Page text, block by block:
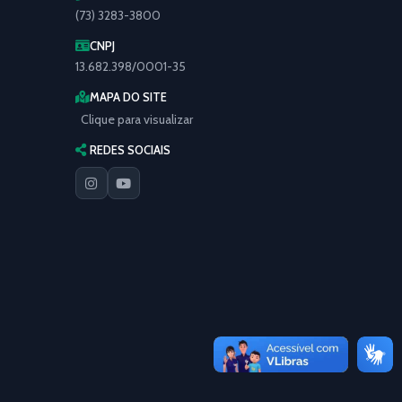
(73) 3283-3800
CNPJ
13.682.398/0001-35
MAPA DO SITE
Clique para visualizar
REDES SOCIAIS